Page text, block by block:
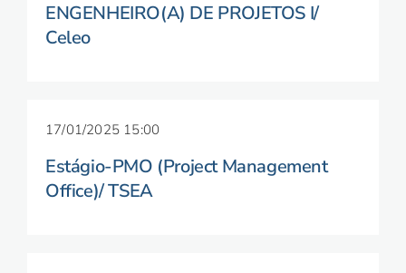
ENGENHEIRO(A) DE PROJETOS I/
Celeo
17/01/2025 15:00
Estágio-PMO (Project Management
Office)/ TSEA